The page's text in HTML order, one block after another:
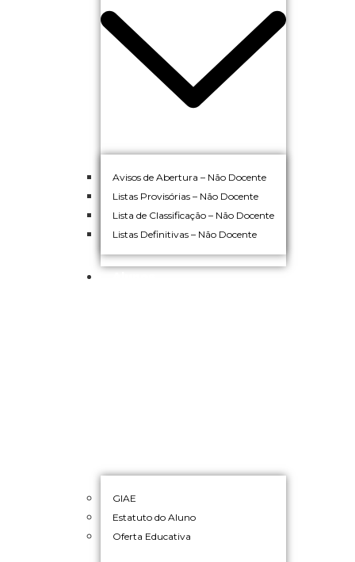
Avisos de Abertura – Não Docente
Listas Provisórias – Não Docente
Lista de Classificação – Não Docente
Listas Definitivas – Não Docente
GIAE
Estatuto do Aluno
Oferta Educativa